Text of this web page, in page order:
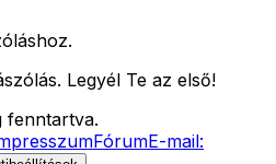
Legyél Te az első!
fenntartva.
FórumE-mail: